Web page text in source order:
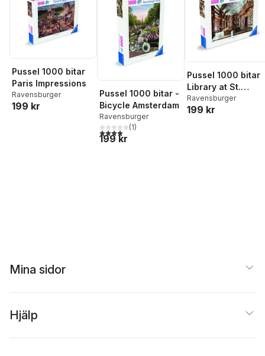
Pussel 1000 bitar
Paris Impressions
Ravensburger
199 kr
Pussel 1000 bitar -
Bicycle Amsterdam
Ravensburger
4,0utav 5 stjärnor. Totalt antal röster:
(1)
199 kr
Pussel 1000 bitar
Library at St.
Florian Monastery
Ravensburger
199 kr
Mina sidor
Hjälp